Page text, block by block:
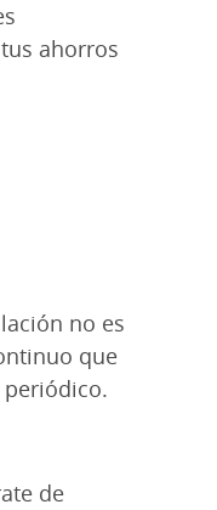
ahorros
no es
que
de